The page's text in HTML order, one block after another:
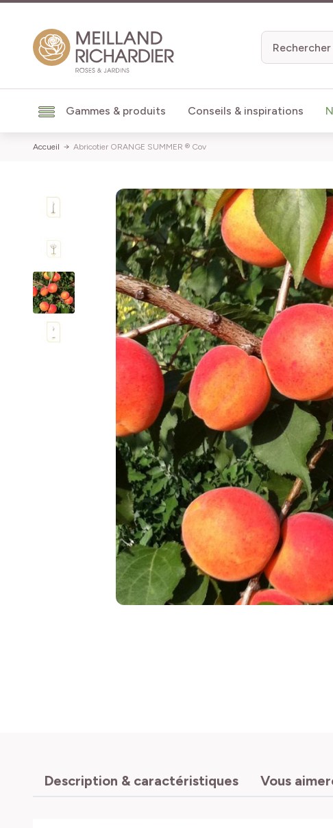
Gammes & produits Conseils & inspirations
Accueil Abricotier ORANGE SUMMER ® Cov
Description & caractéristiques Vous